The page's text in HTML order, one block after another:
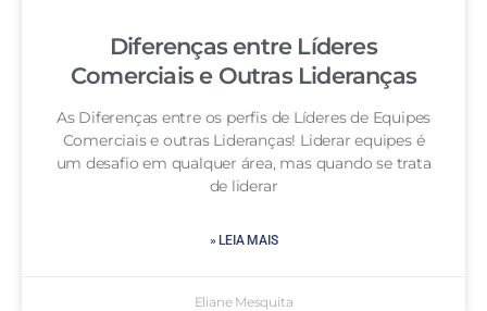
Diferenças entre Líderes
Comerciais e Outras Lideranças
As Diferenças entre os perfis de Líderes de Equipes
Comerciais e outras Lideranças! Liderar equipes é
um desafio em qualquer área, mas quando se trata
de liderar
» LEIA MAIS
Eliane Mesquita